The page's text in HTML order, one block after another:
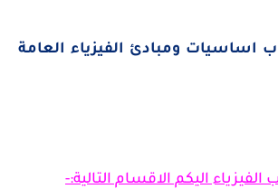
اساسيات ومبادئ الفيزياء العامة
اليكم الاقسام التالية:-